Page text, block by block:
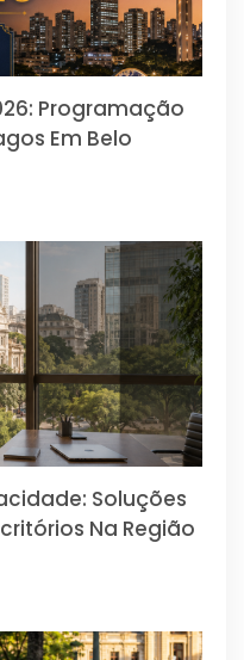
Programação
Em Belo
Soluções
Na Região